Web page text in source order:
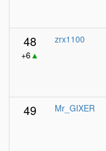
48
+6▲
zrx1100
49 Mr_GIXER